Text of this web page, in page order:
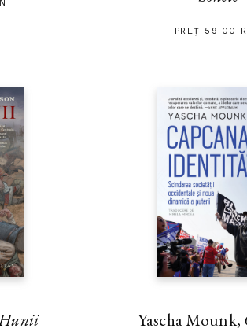
PREȚ 59.00
Yascha Mounk,